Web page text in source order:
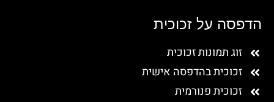
הדפסה על זכוכית
זוג תמונות זכוכית
זכוכית בהדפסה אישית
זכוכית פנורמית